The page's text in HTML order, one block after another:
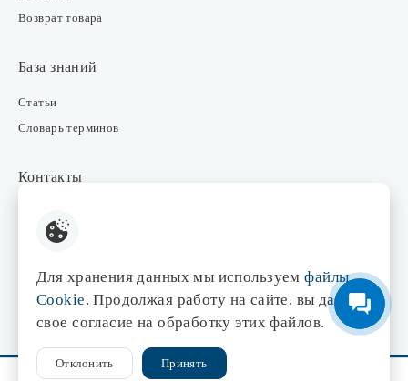
Возврат товара
База знаний
Статьи
Словарь терминов
Контакты
Интернет-магазин
Отдел маркетинга
© 1998-2026 Центр света «Эдисон»
Для хранения данных мы используемфайлы
Cookie. Продолжая работу на сайте, вы даете
свое согласие на обработку этих файлов.
Отклонить Принять